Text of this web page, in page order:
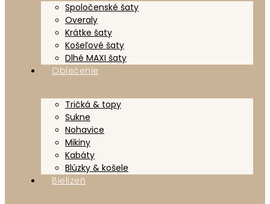
Spoločenské šaty
Overaly
Krátke šaty
Košeľové šaty
Dlhé MAXI šaty
Oblečenie
Tričká & topy
Sukne
Nohavice
Mikiny
Kabáty
Blúzky & košele
Bielizeň